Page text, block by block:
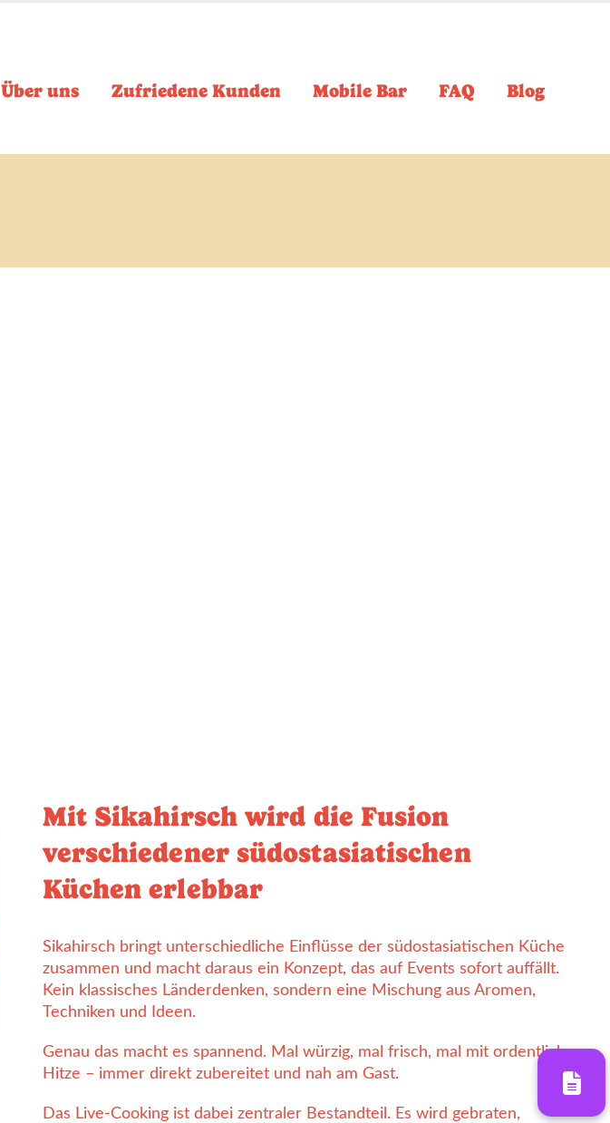
Über uns Zufriedene Kunden Mobile Bar FAQ Blog
Mit Sikahirsch wird die Fusion
verschiedener südostasiatischen
Küchen erlebbar
Sikahirsch bringt unterschiedliche Einflüsse der südostasiatischen Küche
zusammen und macht daraus ein Konzept, das auf Events sofort auffällt.
Kein klassisches Länderdenken, sondern eine Mischung aus Aromen,
Techniken und Ideen.
Genau das macht es spannend. Mal würzig, mal frisch, mal mit ordentlich
Hitze – immer direkt zubereitet und nah am Gast.
Das Live-Cooking ist dabei zentraler Bestandteil. Es wird gebraten,